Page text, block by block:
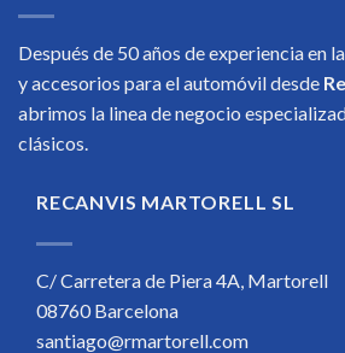
Después de 50 años de experiencia en
y accesorios para el automóvil desde
abrimos la linea de negocio
clásicos.
RECANVIS MARTORELL SL
C/ Carretera de Piera 4A, Martorell
08760 Barcelona
santiago@rmartorell.com